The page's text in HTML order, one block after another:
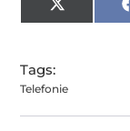
X
(Twitter)
Tags:
Telefonie